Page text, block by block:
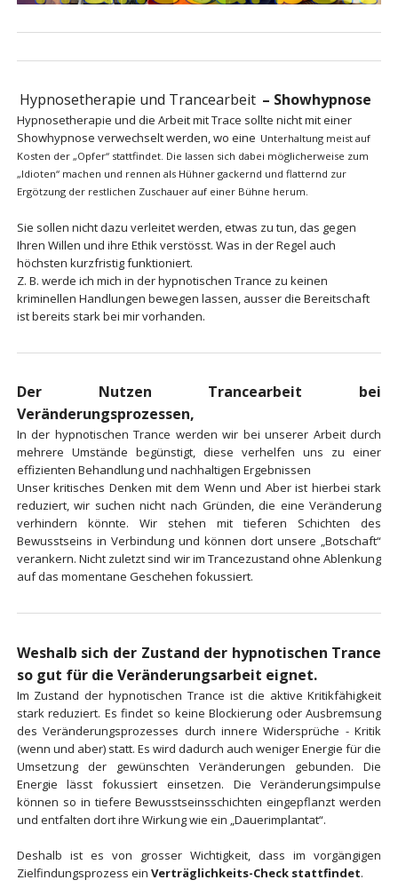
Hypnosetherapie und Trancearbeit – Showhypnose
Hypnosetherapie und die Arbeit mit Trace sollte nicht mit einer
Showhypnose verwechselt werden, wo eine Unterhaltung meist auf
Kosten der „Opfer“ stattfindet. Die lassen sich dabei möglicherweise zum
„Idioten“ machen und rennen als Hühner gackernd und flatternd zur
Ergötzung der restlichen Zuschauer auf einer Bühne herum.
Sie sollen nicht dazu verleitet werden, etwas zu tun, das gegen
Ihren Willen und ihre Ethik verstösst. Was in der Regel auch
höchsten kurzfristig funktioniert.
Z. B. werde ich mich in der hypnotischen Trance zu keinen
kriminellen Handlungen bewegen lassen, ausser die Bereitschaft
ist bereits stark bei mir vorhanden.
Der Nutzen Trancearbeit bei
Veränderungsprozessen,
In der hypnotischen Trance werden wir bei unserer Arbeit durch
mehrere Umstände begünstigt, diese verhelfen uns zu einer
effizienten Behandlung und nachhaltigen Ergebnissen
Unser kritisches Denken mit dem Wenn und Aber ist hierbei stark
reduziert, wir suchen nicht nach Gründen, die eine Veränderung
verhindern könnte. Wir stehen mit tieferen Schichten des
Bewusstseins in Verbindung und können dort unsere „Botschaft“
verankern. Nicht zuletzt sind wir im Trancezustand ohne Ablenkung
auf das momentane Geschehen fokussiert.
Weshalb sich der Zustand der hypnotischen Trance
so gut für die Veränderungsarbeit eignet.
Im Zustand der hypnotischen Trance ist die aktive Kritikfähigkeit
stark reduziert. Es findet so keine Blockierung oder Ausbremsung
des Veränderungsprozesses durch innere Widersprüche - Kritik
(wenn und aber) statt. Es wird dadurch auch weniger Energie für die
Umsetzung der gewünschten Veränderungen gebunden. Die
Energie lässt fokussiert einsetzen. Die Veränderungsimpulse
können so in tiefere Bewusstseinsschichten eingepflanzt werden
und entfalten dort ihre Wirkung wie ein „Dauerimplantat“.
Deshalb ist es von grosser Wichtigkeit, dass im vorgängigen
Zielfindungsprozess ein Verträglichkeits-Check stattfindet.